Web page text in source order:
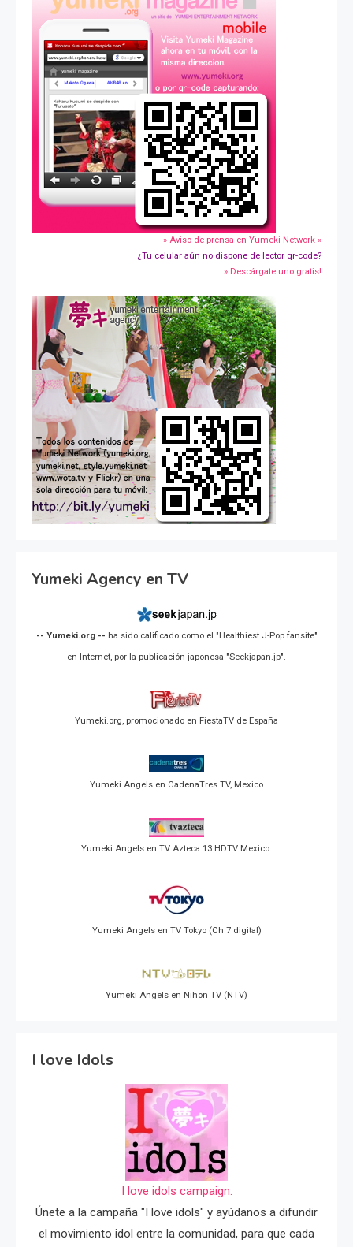
» Aviso de prensa en Yumeki Network »
¿Tu celular aún no dispone de lector qr-code?
» Descárgate uno gratis!
Yumeki Agency en TV
-- Yumeki.org -- ha sido calificado como el "Healthiest J-Pop fansite"
en Internet, por la publicación japonesa "Seekjapan.jp".
Yumeki.org, promocionado en FiestaTV de España
Yumeki Angels en CadenaTres TV, Mexico
Yumeki Angels en TV Azteca 13 HDTV Mexico.
Yumeki Angels en TV Tokyo (Ch 7 digital)
Yumeki Angels en Nihon TV (NTV)
I love Idols
I love idols campaign.
Únete a la campaña "I love idols" y ayúdanos a difundir
el movimiento idol entre la comunidad, para que cada